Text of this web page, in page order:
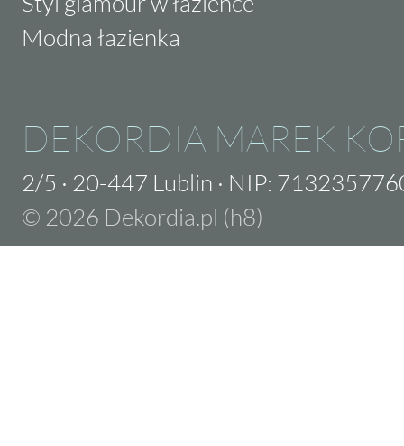
Modna łazienka
DEKORDIA MAREK
2/5 · 20-447 Lublin · NIP:
© 2026 Dekordia.pl (h8)